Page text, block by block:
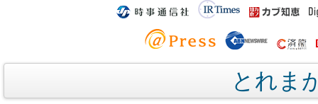
とれま